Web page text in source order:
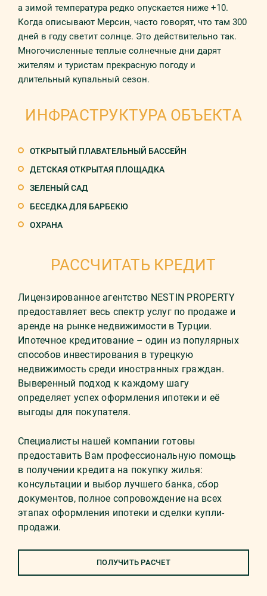
а зимой температура редко опускается ниже +10.
Когда описывают Мерсин, часто говорят, что там 300
дней в году светит солнце. Это действительно так.
Многочисленные теплые солнечные дни дарят
жителям и туристам прекрасную погоду и
длительный купальный сезон.
ИНФРАСТРУКТУРА ОБЪЕКТА
ОТКРЫТЫЙ ПЛАВАТЕЛЬНЫЙ БАССЕЙН
ДЕТСКАЯ ОТКРЫТАЯ ПЛОЩАДКА
ЗЕЛЕНЫЙ САД
БЕСЕДКА ДЛЯ БАРБЕКЮ
ОХРАНА
РАССЧИТАТЬ КРЕДИТ
Лицензированное агентство NESTIN PROPERTY
предоставляет весь спектр услуг по продаже и
аренде на рынке недвижимости в Турции.
Ипотечное кредитование – один из популярных
способов инвестирования в турецкую
недвижимость среди иностранных граждан.
Выверенный подход к каждому шагу
определяет успех оформления ипотеки и её
выгоды для покупателя.
Специалисты нашей компании готовы
предоставить Вам профессиональную помощь
в получении кредита на покупку жилья:
консультации и выбор лучшего банка, сбор
документов, полное сопровождение на всех
этапах оформления ипотеки и сделки купли-
продажи.
ПОЛУЧИТЬ РАСЧЕТ